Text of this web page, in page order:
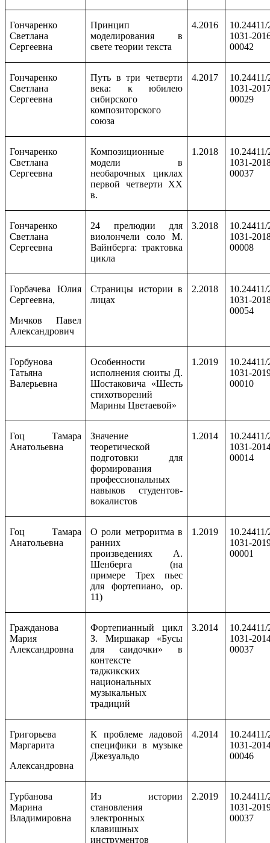
Гончаренко
Светлана
Сергеевна
Принцип
моделирования в
свете теории текста
4.2016
1031-
00042
Гончаренко
Светлана
Сергеевна
Путь в три четверти
века: к юбилею
сибирского
композиторского
союза
4.2017
1031-
00029
Гончаренко
Светлана
Сергеевна
Композиционные
модели в
необарочных циклах
первой четверти ХХ
в.
1.2018
1031-
00037
Гончаренко
Светлана
Сергеевна
24 прелюдии для
виолончели соло М.
Вайнберга: трактовка
цикла
3.2018
1031-
00008
Горбачева Юлия
Сергеевна,
Мичков Павел
Александрович
Страницы истории в
лицах
2.2018
1031-
00054
Горбунова
Татьяна
Валерьевна
Особенности
исполнения сюиты Д.
Шостаковича «Шесть
стихотворений
Марины Цветаевой»
1.2019
1031-
00010
Гоц Тамара
Анатольевна
Значение
теоретической
подготовки для
формирования
профессиональных
навыков студентов-
вокалистов
1.2014
1031-
00014
Гоц Тамара
Анатольевна
О роли метроритма в
ранних
произведениях А.
Шенберга (на
примере Трех пьес
для фортепиано, ор.
11)
1.2019
1031-
00001
Гражданова
Мария
Александровна
Фортепианный цикл
З. Миршакар «Бусы
для саидочки» в
контексте
таджикских
национальных
музыкальных
традиций
3.2014
1031-
00037
Григорьева
Маргарита
Александровна
К проблеме ладовой
специфики в музыке
Джезуальдо
4.2014
1031-
00046
Гурбанова
Марина
Владимировна
Из истории
становления
электронных
клавишных
инструментов
2.2019
1031-
00037